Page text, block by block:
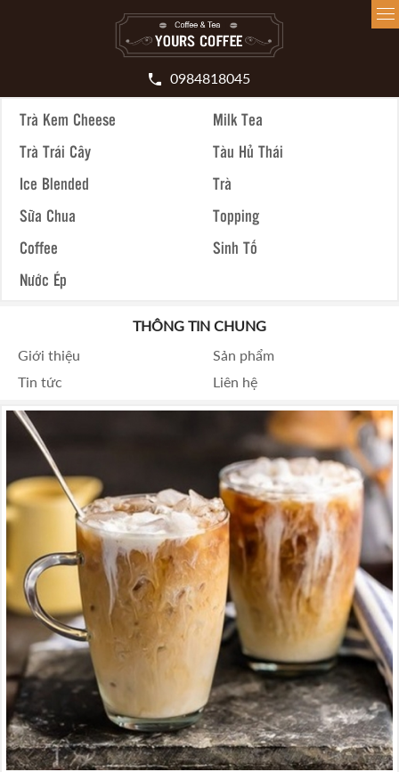
0984818045
Trà Kem Cheese
Milk Tea
Trà Trái Cây
Tàu Hủ Thái
Ice Blended
Trà
Sữa Chua
Topping
Coffee
Sinh Tố
Nước Ép
THÔNG TIN CHUNG
Giới thiệu
Sản phẩm
Tin tức
Liên hệ